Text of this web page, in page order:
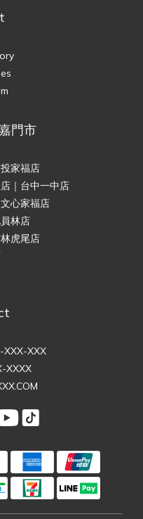
門市
家福店
｜台中一中店
心家福店
林店
虎尾店
XXX-XXX
XXXX